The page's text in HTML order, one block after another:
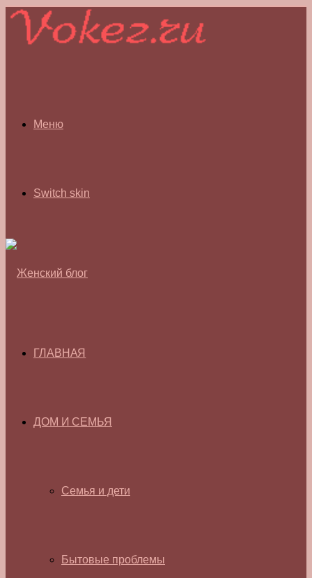
Меню
Switch skin
ГЛАВНАЯ
ДОМ И СЕМЬЯ
Семья и дети
Бытовые проблемы